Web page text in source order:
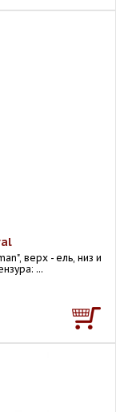
верх - ель, низ и
...